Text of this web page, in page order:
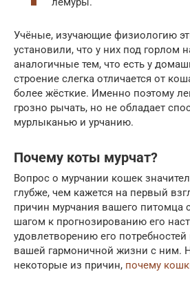
Учёные, изучающие физиологию
установили, что у них под горлом
аналогичные тем, что есть у
строение слегка отличается от
более жёсткие. Именно поэтому
грозно рычать, но не обладает
мурлыканью и урчанию.
Почему коты мурчат?
Вопрос о мурчании кошек
глубже, чем кажется на первый
причин мурчания вашего питомца
шагом к прогнозированию его
удовлетворению его потребностей
вашей гармоничной жизни с ним.
некоторые из причин, почему